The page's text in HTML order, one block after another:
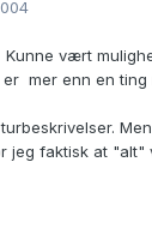
vært
mer enn en ting
jeg faktisk at "alt"